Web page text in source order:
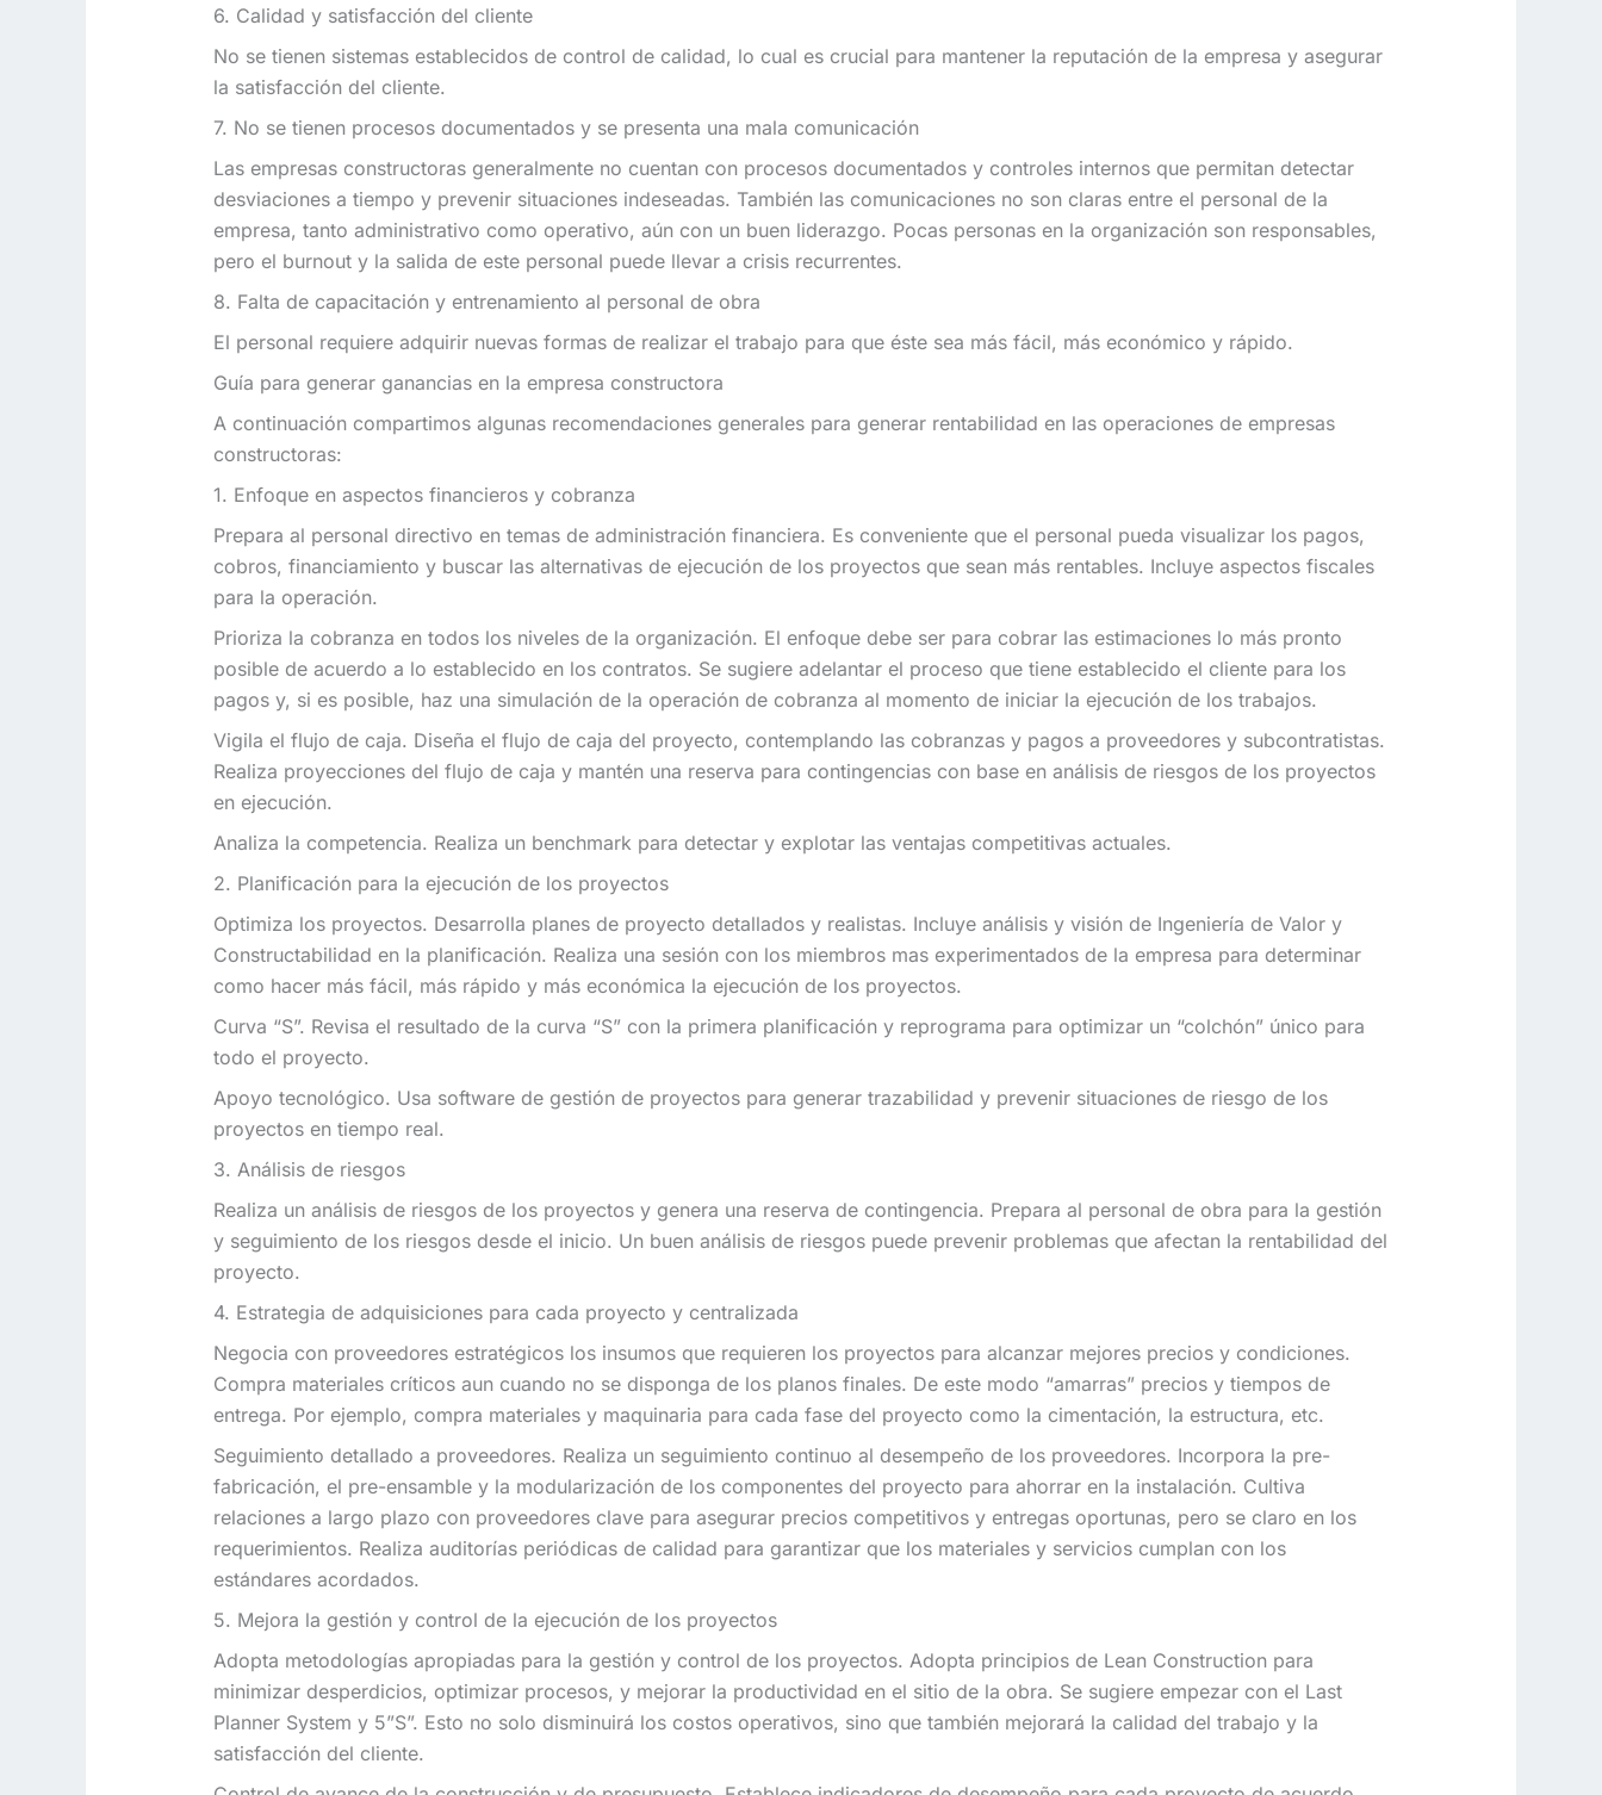
6. Calidad y satisfacción del cliente
No se tienen sistemas establecidos de control de calidad, lo cual es crucial para mantener la reputación de la empresa y asegurar
la satisfacción del cliente.
7. No se tienen procesos documentados y se presenta una mala comunicación
Las empresas constructoras generalmente no cuentan con procesos documentados y controles internos que permitan detectar
desviaciones a tiempo y prevenir situaciones indeseadas. También las comunicaciones no son claras entre el personal de la
empresa, tanto administrativo como operativo, aún con un buen liderazgo. Pocas personas en la organización son responsables,
pero el burnout y la salida de este personal puede llevar a crisis recurrentes.
8. Falta de capacitación y entrenamiento al personal de obra
El personal requiere adquirir nuevas formas de realizar el trabajo para que éste sea más fácil, más económico y rápido.
Guía para generar ganancias en la empresa constructora
A continuación compartimos algunas recomendaciones generales para generar rentabilidad en las operaciones de empresas
constructoras:
1. Enfoque en aspectos financieros y cobranza
Prepara al personal directivo en temas de administración financiera. Es conveniente que el personal pueda visualizar los pagos,
cobros, financiamiento y buscar las alternativas de ejecución de los proyectos que sean más rentables. Incluye aspectos fiscales
para la operación.
Prioriza la cobranza en todos los niveles de la organización. El enfoque debe ser para cobrar las estimaciones lo más pronto
posible de acuerdo a lo establecido en los contratos. Se sugiere adelantar el proceso que tiene establecido el cliente para los
pagos y, si es posible, haz una simulación de la operación de cobranza al momento de iniciar la ejecución de los trabajos.
Vigila el flujo de caja. Diseña el flujo de caja del proyecto, contemplando las cobranzas y pagos a proveedores y subcontratistas.
Realiza proyecciones del flujo de caja y mantén una reserva para contingencias con base en análisis de riesgos de los proyectos
en ejecución.
Analiza la competencia. Realiza un benchmark para detectar y explotar las ventajas competitivas actuales.
2. Planificación para la ejecución de los proyectos
Optimiza los proyectos. Desarrolla planes de proyecto detallados y realistas. Incluye análisis y visión de Ingeniería de Valor y
Constructabilidad en la planificación. Realiza una sesión con los miembros mas experimentados de la empresa para determinar
como hacer más fácil, más rápido y más económica la ejecución de los proyectos.
Curva “S”. Revisa el resultado de la curva “S” con la primera planificación y reprograma para optimizar un “colchón” único para
todo el proyecto.
Apoyo tecnológico. Usa software de gestión de proyectos para generar trazabilidad y prevenir situaciones de riesgo de los
proyectos en tiempo real.
3. Análisis de riesgos
Realiza un análisis de riesgos de los proyectos y genera una reserva de contingencia. Prepara al personal de obra para la gestión
y seguimiento de los riesgos desde el inicio. Un buen análisis de riesgos puede prevenir problemas que afectan la rentabilidad del
proyecto.
4. Estrategia de adquisiciones para cada proyecto y centralizada
Negocia con proveedores estratégicos los insumos que requieren los proyectos para alcanzar mejores precios y condiciones.
Compra materiales críticos aun cuando no se disponga de los planos finales. De este modo “amarras” precios y tiempos de
entrega. Por ejemplo, compra materiales y maquinaria para cada fase del proyecto como la cimentación, la estructura, etc.
Seguimiento detallado a proveedores. Realiza un seguimiento continuo al desempeño de los proveedores. Incorpora la pre-
fabricación, el pre-ensamble y la modularización de los componentes del proyecto para ahorrar en la instalación. Cultiva
relaciones a largo plazo con proveedores clave para asegurar precios competitivos y entregas oportunas, pero se claro en los
requerimientos. Realiza auditorías periódicas de calidad para garantizar que los materiales y servicios cumplan con los
estándares acordados.
5. Mejora la gestión y control de la ejecución de los proyectos
Adopta metodologías apropiadas para la gestión y control de los proyectos. Adopta principios de Lean Construction para
minimizar desperdicios, optimizar procesos, y mejorar la productividad en el sitio de la obra. Se sugiere empezar con el Last
Planner System y 5”S”. Esto no solo disminuirá los costos operativos, sino que también mejorará la calidad del trabajo y la
satisfacción del cliente.